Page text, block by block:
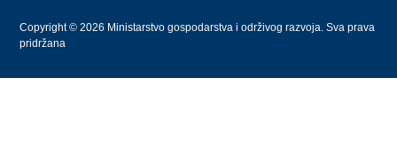
Copyright © 2026 Ministarstvo gospodarstva i održivog razvoja. Sva prava
pridržana